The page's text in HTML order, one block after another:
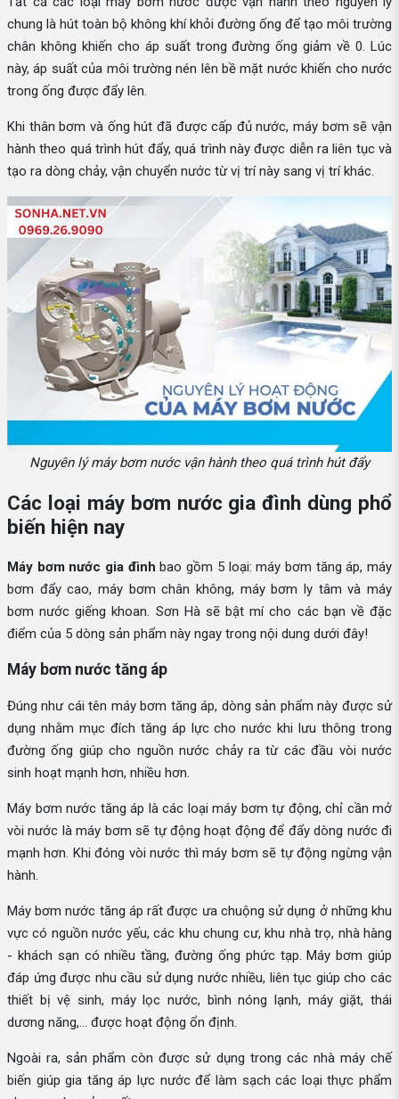
chung là hút toàn bộ không khí khỏi đường ống để tạo môi trường
chân không khiến cho áp suất trong đường ống giảm về 0. Lúc
này, áp suất của môi trường nén lên bề mặt nước khiến cho nước
trong ống được đẩy lên.
Khi thân bơm và ống hút đã được cấp đủ nước, máy bơm sẽ vận
hành theo quá trình hút đẩy, quá trình này được diễn ra liên tục và
tạo ra dòng chảy, vận chuyển nước từ vị trí này sang vị trí khác.
Nguyên lý máy bơm nước vận hành theo quá trình hút đẩy
Các loại máy bơm nước gia đình dùng phổ
biến hiện nay
Máy bơm nước gia đình bao gồm 5 loại: máy bơm tăng áp, máy
bơm đẩy cao, máy bơm chân không, máy bơm ly tâm và máy
bơm nước giếng khoan. Sơn Hà sẽ bật mí cho các bạn về đặc
điểm của 5 dòng sản phẩm này ngay trong nội dung dưới đây!
Máy bơm nước tăng áp
Đúng như cái tên máy bơm tăng áp, dòng sản phẩm này được sử
dụng nhằm mục đích tăng áp lực cho nước khi lưu thông trong
đường ống giúp cho nguồn nước chảy ra từ các đầu vòi nước
sinh hoạt mạnh hơn, nhiều hơn.
Máy bơm nước tăng áp là các loại máy bơm tự động, chỉ cần mở
vòi nước là máy bơm sẽ tự động hoạt động để đẩy dòng nước đi
mạnh hơn. Khi đóng vòi nước thì máy bơm sẽ tự động ngừng vận
hành.
Máy bơm nước tăng áp rất được ưa chuộng sử dụng ở những khu
vực có nguồn nước yếu, các khu chung cư, khu nhà trọ, nhà hàng
- khách sạn có nhiều tầng, đường ống phức tạp. Máy bơm giúp
đáp ứng được nhu cầu sử dụng nước nhiều, liên tục giúp cho các
thiết bị vệ sinh, máy lọc nước, bình nóng lạnh, máy giặt, thái
dương năng,... được hoạt động ổn định.
Ngoài ra, sản phẩm còn được sử dụng trong các nhà máy chế
biến giúp gia tăng áp lực nước để làm sạch các loại thực phẩm